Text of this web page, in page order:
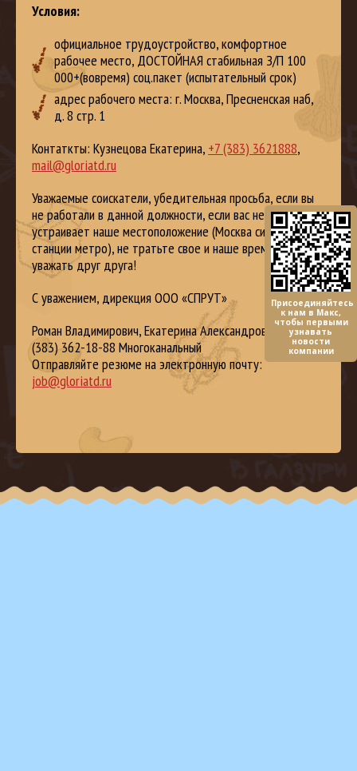
Присоединяйтесь
к нам в Макс,
чтобы первыми
узнавать
новости
компании
Условия:
официальное трудоустройство, комфортное
рабочее место, ДОСТОЙНАЯ стабильная З/П 100
000+(вовремя) соц.пакет (испытательный срок)
адрес рабочего места: г. Москва, Пресненская наб,
д. 8 стр. 1
Контаткты: Кузнецова Екатерина, +7 (383) 3621888,
mail@gloriatd.ru
Уважаемые соискатели, убедительная просьба, если вы
не работали в данной должности, если вас не
устраивает наше местоположение (Москва сити, три
станции метро), не тратьте свое и наше время! Давайте
уважать друг друга!
С уважением, дирекция ООО «СПРУТ»
Роман Владимирович, Екатерина Александровна: +7
(383) 362-18-88 Многоканальный
Отправляйте резюме на электронную почту:
job@gloriatd.ru